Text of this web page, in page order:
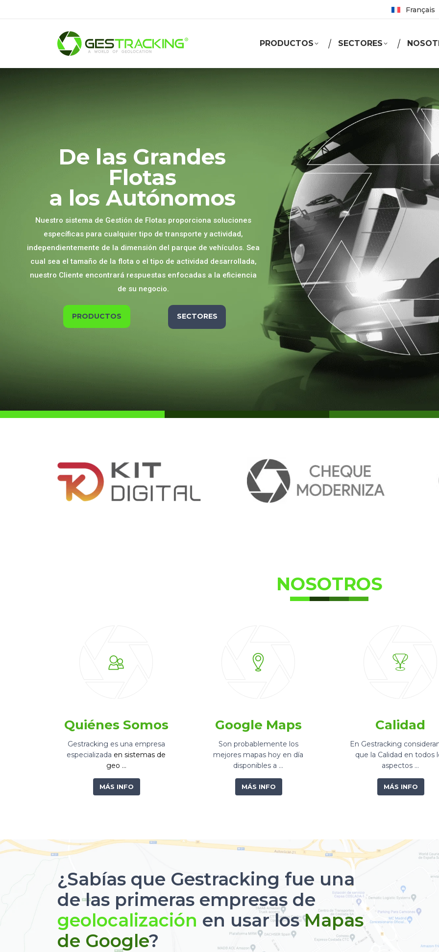
Français
PRODUCTOS SECTORES
Nuestro sistema de Gestión de Flotas proporciona soluciones
específicas para cualquier tipo de transporte y actividad,
independientemente de la dimensión del parque de vehículos. Sea
cual sea el tamaño de la flota o el tipo de actividad desarrollada,
nuestro Cliente encontrará respuestas enfocadas a la eficiencia
de su negocio.
PRODUCTOS SECTORES
De las Grandes
Flotas
a los Autónomos
NOSOTROS
Quiénes Somos
Gestracking es una empresa
especializada en sistemas de
geo …
MÁS INFO
Google Maps
Son probablemente los
mejores mapas hoy en día
disponibles a …
MÁS INFO
Calidad
En Gestracking
que la Calidad en todos
aspectos …
MÁS INFO
¿Sabías que Gestracking fue una
de las primeras empresas de
geolocalización en usar losMapas
de Google?